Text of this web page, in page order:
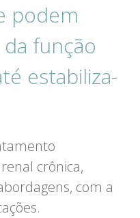
podem
função
estabiliza-
crônica,
com a